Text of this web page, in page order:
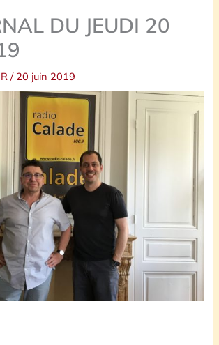
DU JEUDI 20
/ 20 juin 2019